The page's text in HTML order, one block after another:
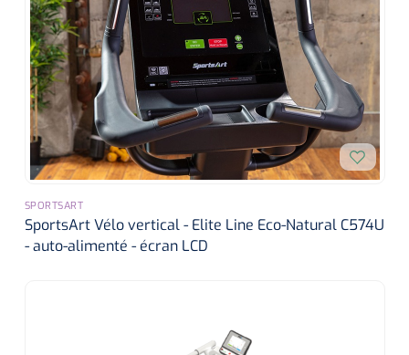
SPORTSART
SportsArt Vélo vertical - Elite Line Eco-Natural C574U
- auto-alimenté - écran LCD